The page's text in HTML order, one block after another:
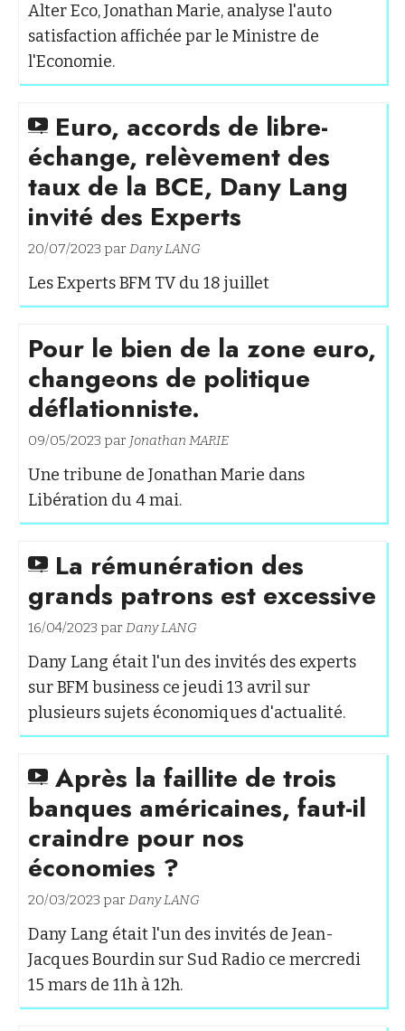
Alter Eco, Jonathan Marie, analyse l'auto
satisfaction affichée par le Ministre de
l'Economie.
Euro, accords de libre-
échange, relèvement des
taux de la BCE, Dany Lang
invité des Experts
20/07/2023 parDany LANG
Les Experts BFM TV du 18 juillet
Pour le bien de la zone euro,
changeons de politique
déflationniste.
09/05/2023 par Jonathan MARIE
Une tribune de Jonathan Marie dans
Libération du 4 mai.
La rémunération des
grands patrons est excessive
16/04/2023 parDany LANG
Dany Lang était l'un des invités des experts
sur BFM business ce jeudi 13 avril sur
plusieurs sujets économiques d'actualité.
Après la faillite de trois
banques américaines, faut-il
craindre pour nos
économies ?
20/03/2023 parDany LANG
Dany Lang était l'un des invités de Jean-
Jacques Bourdin sur Sud Radio ce mercredi
15 mars de 11h à 12h.